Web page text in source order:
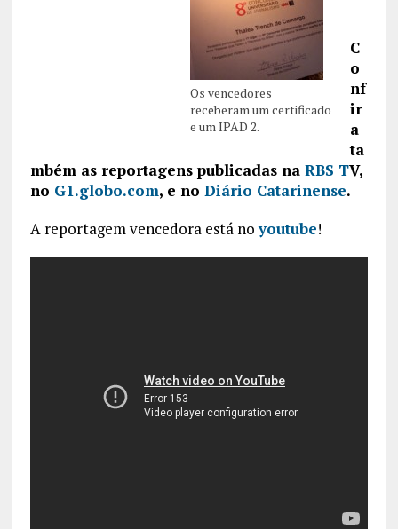
Os vencedores
receberam um certificado
e um IPAD 2.
C
o
nf
ir
a
ta
mbém as reportagens publicadas na RBS TV,
no G1.globo.com, e no Diário Catarinense.
A reportagem vencedora está noyoutube!